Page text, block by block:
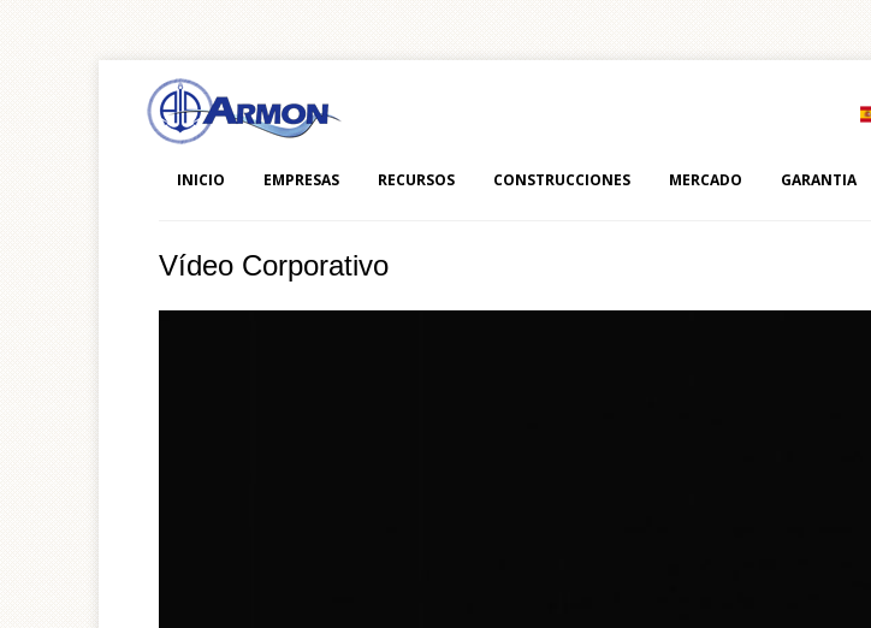
INICIO EMPRESAS RECURSOS CONSTRUCCIONES MERCADO GARANTIA
Vídeo Corporativo